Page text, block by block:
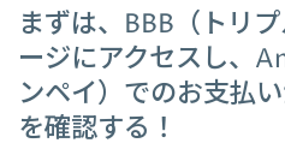
まずは、BBB（トリ
ージにアクセスし、
ンペイ）でのお支払
を確認する！